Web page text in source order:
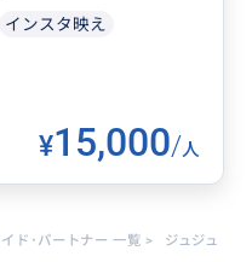
インスタ映え
¥15,000/人
ド･パートナー 一覧 > ジュジュ